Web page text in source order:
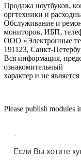
Продажа ноутбуков,
оргтехники и
Обслуживание и
мониторов, ИБП,
ООО «Электронные
191123, Санкт-
Вся информация,
ознакомительный
характер и не
Please publish modules
×
Если Вы хотите